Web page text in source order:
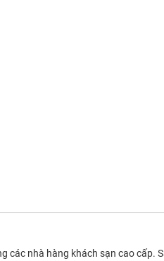
các nhà hàng khách sạn cao cấp.